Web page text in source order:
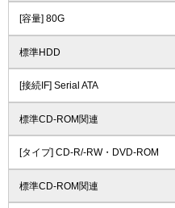
[容量] 80G
標準HDD
[接続IF] Serial ATA
標準CD-ROM関連
[タイプ] CD-R/-RW・DVD-ROM
標準CD-ROM関連